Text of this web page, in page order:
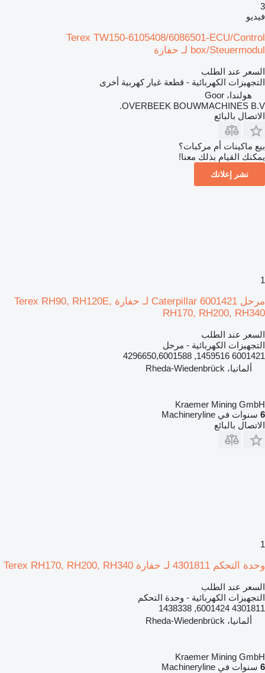
3
فيديو
Terex TW150-6105408/6086501-ECU/Control
box/Steuermodul لـ حفارة
السعر عند الطلب
التجهيزات الكهربائية - قطعة غيار كهربية أخرى
هولندا، Goor
OVERBEEK BOUWMACHINES B.V.
الاتصال بالبائع
بيع ماكينات أم مركبات؟
يمكنك القيام بذلك معنا!
نشر إعلانك
1
مرحل Caterpillar 6001421 لـ حفارة Terex RH90, RH120E,
RH170, RH200, RH340
السعر عند الطلب
التجهيزات الكهربائية - مرحل
6001421 1459516, 4296650,6001588
ألمانيا، Rheda-Wiedenbrück
Kraemer Mining GmbH
6 سنوات في Machineryline
الاتصال بالبائع
1
وحدة التحكم 4301811 لـ حفارة Terex RH170, RH200, RH340
السعر عند الطلب
التجهيزات الكهربائية - وحدة التحكم
4301811 6001424, 1438338
ألمانيا، Rheda-Wiedenbrück
Kraemer Mining GmbH
6 سنوات في Machineryline